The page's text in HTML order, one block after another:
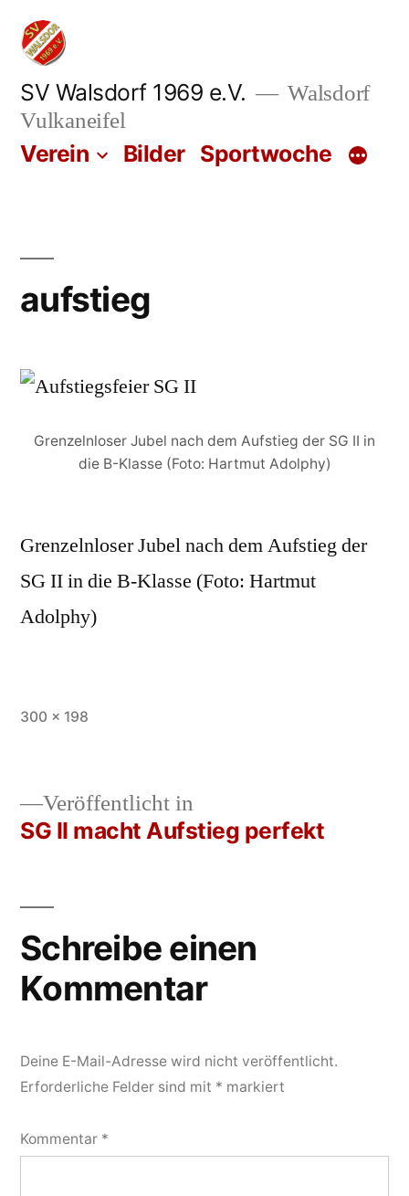
Zum
Inhalt
springen
SV Walsdorf 1969 e.V.
Walsdorf
Vulkaneifel
Verein Bilder Sportwoche
aufstieg
Grenzelnloser Jubel nach dem Aufstieg der SG II in
die B-Klasse (Foto: Hartmut Adolphy)
Grenzelnloser Jubel nach dem Aufstieg der
SG II in die B-Klasse (Foto: Hartmut
Adolphy)
Vollständige
300 × 198
Beitrags-
Veröffentlicht in
SG II macht Aufstieg perfekt
Schreibe einen
Kommentar
Deine E-Mail-Adresse wird nicht veröffentlicht.
Erforderliche Felder sind mit * markiert
Kommentar *